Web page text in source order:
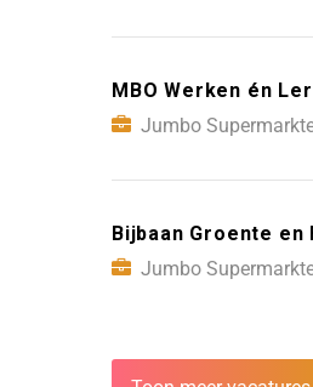
MBO Werken én
Jumbo
Bijbaan Groente
Jumbo